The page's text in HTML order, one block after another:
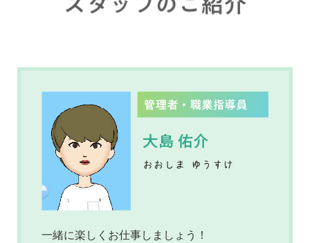
一緒に楽しくお仕事しましょう！